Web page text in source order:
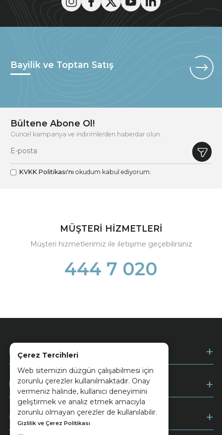
Çerez Tercihleri
Web sitemizin düzgün çalışabilmesi için
zorunlu çerezler kullanılmaktadır. Onay
vermeniz halinde, kullanıcı deneyimini
geliştirmek ve analiz etmek amacıyla
zorunlu olmayan çerezler de kullanılabilir.
Gizlilik ve Çerez Politikası
Bayilik ve Toptan Satış
Bültene Abone Ol!
Güncel kampanya ve indirimlerden haberdar olun.
KVKK Politikası'nı okudum kabul ediyorum.
MÜŞTERİ HİZMETLERİ
Müşteri hizmetlerimiz ile iletişime geçebilirsiniz
444 7 020
Kurumsal
Müşteri Hizmetleri
Ödeme